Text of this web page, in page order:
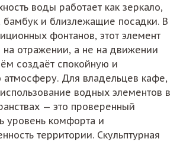
воды работает как зеркало,
бамбук и близлежащие посадки. В
фонтанов, этот элемент
на отражении, а не на движении
создаёт спокойную и
атмосферу. Для владельцев кафе,
водных элементов в
— это проверенный
уровень комфорта и
территории. Скульптурная